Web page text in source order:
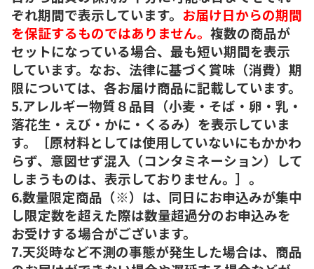
ぞれ期間で表示しています。 お届け日からの期間
を保証するものではありません。 複数の商品が
セットになっている場合、最も短い期間を表示
しています。なお、法律に基づく賞味（消費）期
限については、各お届け商品に記載しています。
5.アレルギー物質８品目（小麦・そば・卵・乳・
落花生・えび・かに・くるみ）を表示していま
す。［原材料としては使用していないにもかかわ
らず、意図せず混入（コンタミネーション）して
しまうものは、表示しておりません。］。
6.数量限定商品（※）は、同日にお申込みが集中
し限定数を超えた際は数量超過分のお申込みを
お受けする場合がございます。
7.天災時など不測の事態が発生した場合は、商品